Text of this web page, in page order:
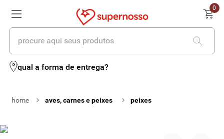
0
procure aqui seus produtos
qual a forma de entrega?
aves, carnes e peixes peixes
termos mais buscados
2º leite